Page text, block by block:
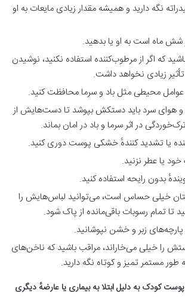
نگه دارید و همیشه مقدار زیادی مایعات به او
شش ماه است به او یا بدهید.
که اگر از مرطوب‌کننده استفاده نکنید، نوشیدن
تأثیر زیادی نخواهد داشت.
عوامل محیطی مثل باد و سرما محافظت کنید.
و هوای سرد باید دستکش بپوشد تا دست‌هایش از
در اثر سرما و باد در امان بماند.
یا تشدید کنندهٔ خشکی پوست دوری کنید.
یا عطر نزنید.
بدون رایحه استفاده کنید.
خیلی حساس است، می‌توانید لباس‌هایش را
تا تمام رسوبات باقی‌مانده از پاک شود.
پارچه‌های زبر و خشن نپوشانید.
را خیلی می‌خاراند، مراقب باشید که ناخن‌های
طور مستمر تمیز و کوتاه نگه دارید.
کودک به دلیل ابتلا به بیماری یا عارضه دیگری